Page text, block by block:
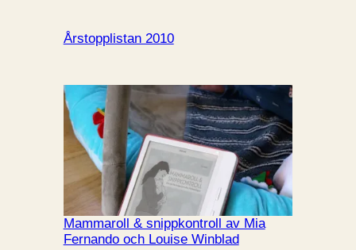
Årstopplistan 2010
Mammaroll & snippkontroll av Mia
Fernando och Louise Winblad